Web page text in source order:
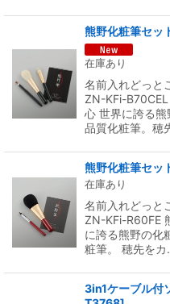
熊野化粧筆セ
在庫あり
名前入れどっ
ZN-KFi-
心 世界に誇る
品質化粧筆。穂
熊野化粧筆セ
在庫あり
名前入れどっ
ZN-KFi-R60FE
に誇る熊野の化
粧筆。 穂先を
3in1ケーブル付